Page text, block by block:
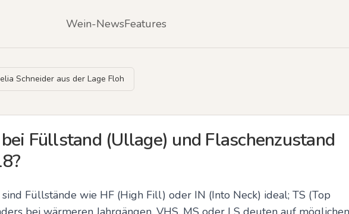
Wein-NewsFeatures
Schneider aus der Lage Floh
Füllstand (Ullage) und Flaschenzustand
sind Füllstände wie HF (High Fill) oder IN (Into Neck) ideal; TS (Top